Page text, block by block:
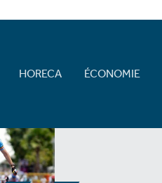
HORECA ÉCONOMIE